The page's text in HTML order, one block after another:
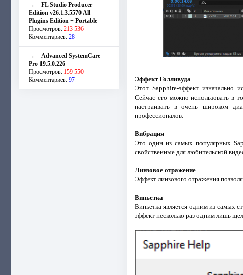
→ FL Studio Producer
Edition v26.1.3.5570 All
Plugins Edition + Portable
Просмотров: 213 536
Комментариев: 28
→ Advanced SystemCare
Pro 19.5.0.226
Просмотров: 159 550
Комментариев: 97
Эффект Голливуда
Этот Sapphire-эффект изначально
Сейчас его можно использовать в
настраивать в очень широком
профессионалов.
Вибрация
Это один из самых популярных
свойственные для любительской
Линзовое отражение
Эффект линзового отражения
Виньетка
Виньетка является одним из самых
эффект несколько раз одним лишь